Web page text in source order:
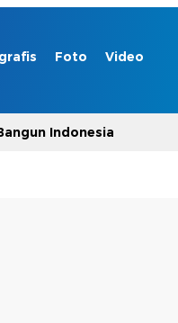
Foto Video
Indonesia